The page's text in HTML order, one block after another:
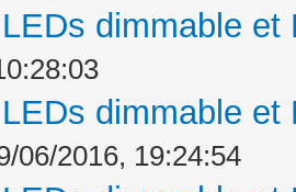
dimmable
dimmable
06/2016, 19:24:54